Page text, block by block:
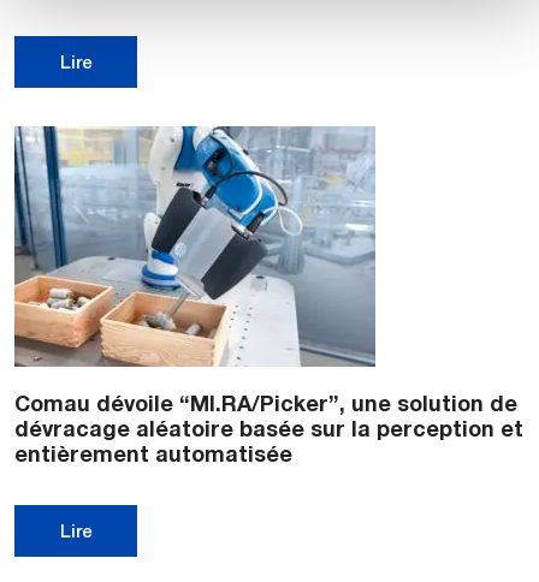
Lire
Comau dévoile “MI.RA/Picker”, une solution de
dévracage aléatoire basée sur la perception et
entièrement automatisée
Lire